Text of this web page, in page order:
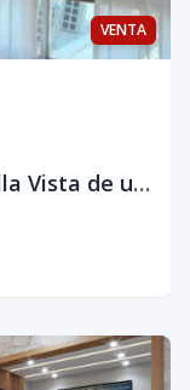
VENTA
Apartamento en venta en Bella Vista de una habitacion